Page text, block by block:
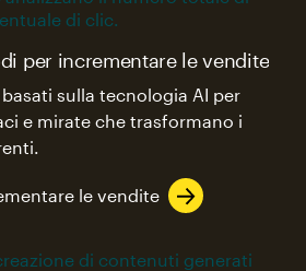
per incrementare le vendite
sulla tecnologia AI per
e mirate che trasformano i
le vendite